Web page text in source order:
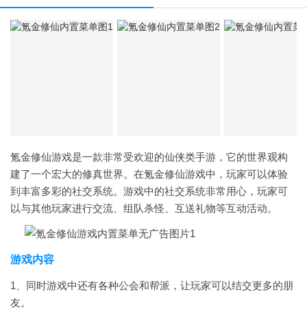
氪金修仙游戏是一款非常受欢迎的仙侠类手游，它的世界观构
建了一个宏大的修真世界。在氪金修仙游戏中，玩家可以体验
到丰富多彩的社交系统。游戏中的社交系统非常用心，玩家可
以与其他玩家进行交流、组队杀怪、互送礼物等互动活动。
游戏内容
1、同时游戏中还有各种公会和帮派，让玩家可以结交更多的朋
友。